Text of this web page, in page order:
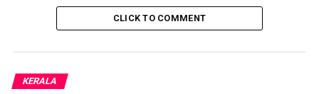
CLICK TO COMMENT
KERALA